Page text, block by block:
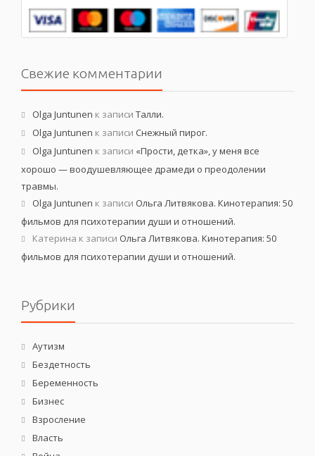
Свежие комментарии
Olga Juntunen к записи Талли.
Olga Juntunen к записи Снежный пирог.
Olga Juntunen к записи «Прости, детка», у меня все
хорошо — воодушевляющее драмеди о преодолении
травмы.
Olga Juntunen к записи Ольга Литвякова. Кинотерапия: 50
фильмов для психотерапии души и отношений.
Катерина к записи Ольга Литвякова. Кинотерапия: 50
фильмов для психотерапии души и отношений.
Рубрики
Аутизм
Бездетность
Беременность
Бизнес
Взросление
Власть